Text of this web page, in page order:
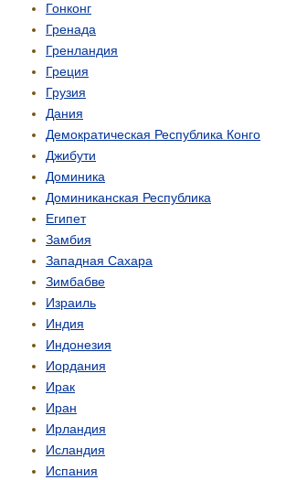
Гонконг
Гренада
Гренландия
Греция
Грузия
Дания
Демо­кратическая Республика Конго
Джибути
Доминика
Доминиканская Республика
Египет
Замбия
Западная Сахара
Зимбабве
Израиль
Индия
Индонезия
Иордания
Ирак
Иран
Ирландия
Исландия
Испания